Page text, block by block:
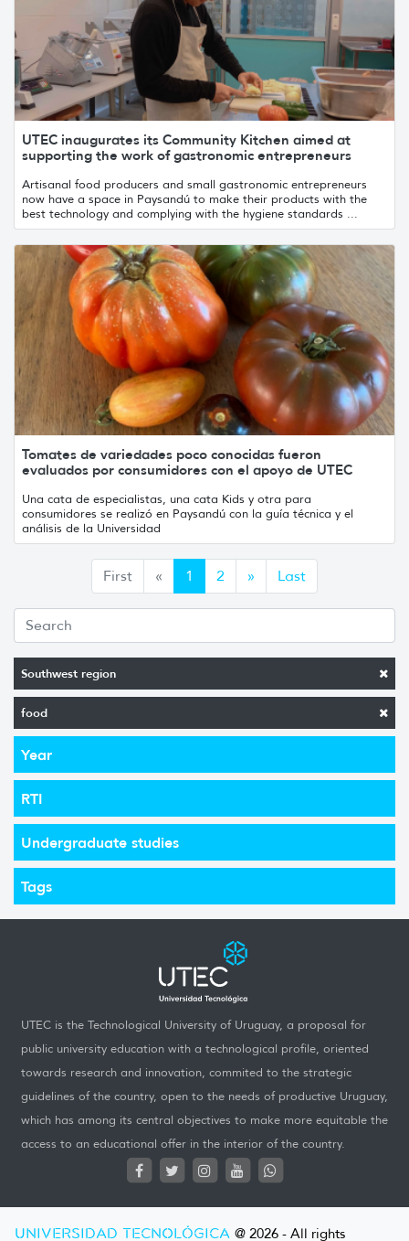
Southwest region
food
Year
RTI
Undergraduate studies
Tags
UTEC inaugurates its Community Kitchen aimed at
supporting the work of gastronomic entrepreneurs
Artisanal food producers and small gastronomic entrepreneurs
now have a space in Paysandú to make their products with the
best technology and complying with the hygiene standards ...
Tomates de variedades poco conocidas fueron
evaluados por consumidores con el apoyo de UTEC
Una cata de especialistas, una cata Kids y otra para
consumidores se realizó en Paysandú con la guía técnica y el
análisis de la Universidad
First « Anterior
1 2 » Siguiente
Last
UTEC is the Technological University of Uruguay, a proposal for
public university education with a technological profile, oriented
towards research and innovation, commited to the strategic
guidelines of the country, open to the needs of productive Uruguay,
which has among its central objectives to make more equitable the
access to an educational offer in the interior of the country.
UNIVERSIDAD TECNOLÓGICA @ 2026 - All rights